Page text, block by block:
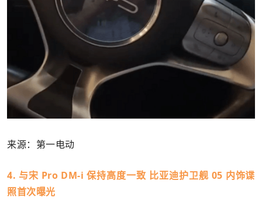
来源：第一电动
4. 与宋 Pro DM-i 保持高度一致 比亚迪护卫舰 05 内饰谍
照首次曝光